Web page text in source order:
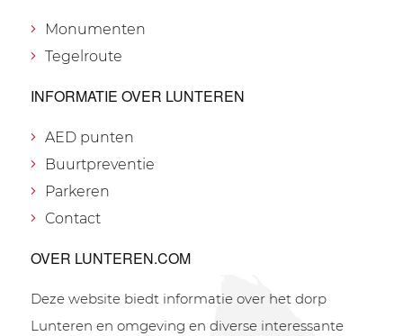
Monumenten
Tegelroute
INFORMATIE OVER LUNTEREN
AED punten
Buurtpreventie
Parkeren
Contact
OVER LUNTEREN.COM
Deze website biedt informatie over het dorp
Lunteren en omgeving en diverse interessante